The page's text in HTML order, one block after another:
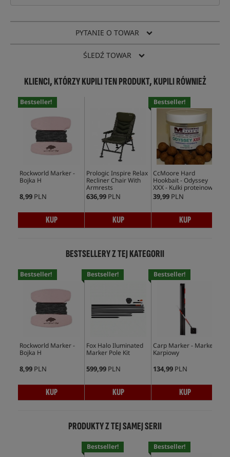
PYTANIE O TOWAR
ŚLEDŹ TOWAR
KLIENCI, KTÓRZY KUPILI TEN PRODUKT, KUPILI RÓWNIEŻ
Bestseller!
Rockworld Marker -
Bojka H
8,99 PLN
KUP
Prologic Inspire Relax
Recliner Chair With
Armrests
636,99 PLN
KUP
Bestseller!
CcMoore Hard
Hookbait - Odyssey
XXX - Kulki proteinowe
39,99 PLN
KUP
BESTSELLERY Z TEJ KATEGORII
Bestseller!
Rockworld Marker -
Bojka H
8,99 PLN
KUP
Bestseller!
Fox Halo Iluminated
Marker Pole Kit
599,99 PLN
KUP
Bestseller!
Carp Marker - Marker
Karpiowy
134,99 PLN
KUP
PRODUKTY Z TEJ SAMEJ SERII
Bestseller! Bestseller!